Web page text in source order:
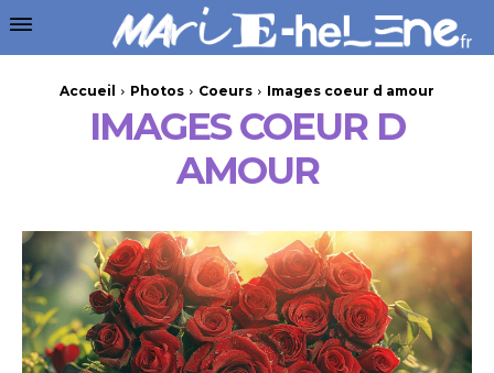
Accueil Photos Coeurs Images coeur d amour
IMAGES COEUR D
AMOUR